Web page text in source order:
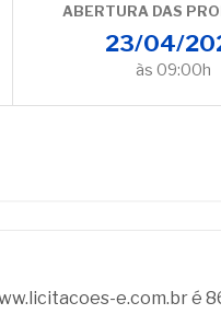
ABERTURA DAS
23/04/
às 09:00h
e.com.br é